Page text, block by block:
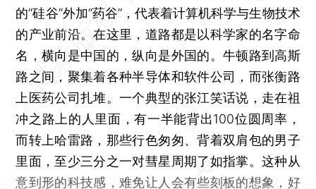
的“硅谷”外加“药谷”，代表着计算机科学与生物技术
的产业前沿。在这里，道路都是以科学家的名字命
名，横向是中国的，纵向是外国的。牛顿路到高斯
路之间，聚集着各种半导体和软件公司，而张衡路
上医药公司扎堆。一个典型的张江笑话说，走在祖
冲之路上的人里面，有一半能背出100位圆周率，
而转上哈雷路，那些行色匆匆、背着双肩包的男子
里面，至少三分之一对彗星周期了如指掌。这种从
意到形的科技感，难免让人会有些刻板的想象，好